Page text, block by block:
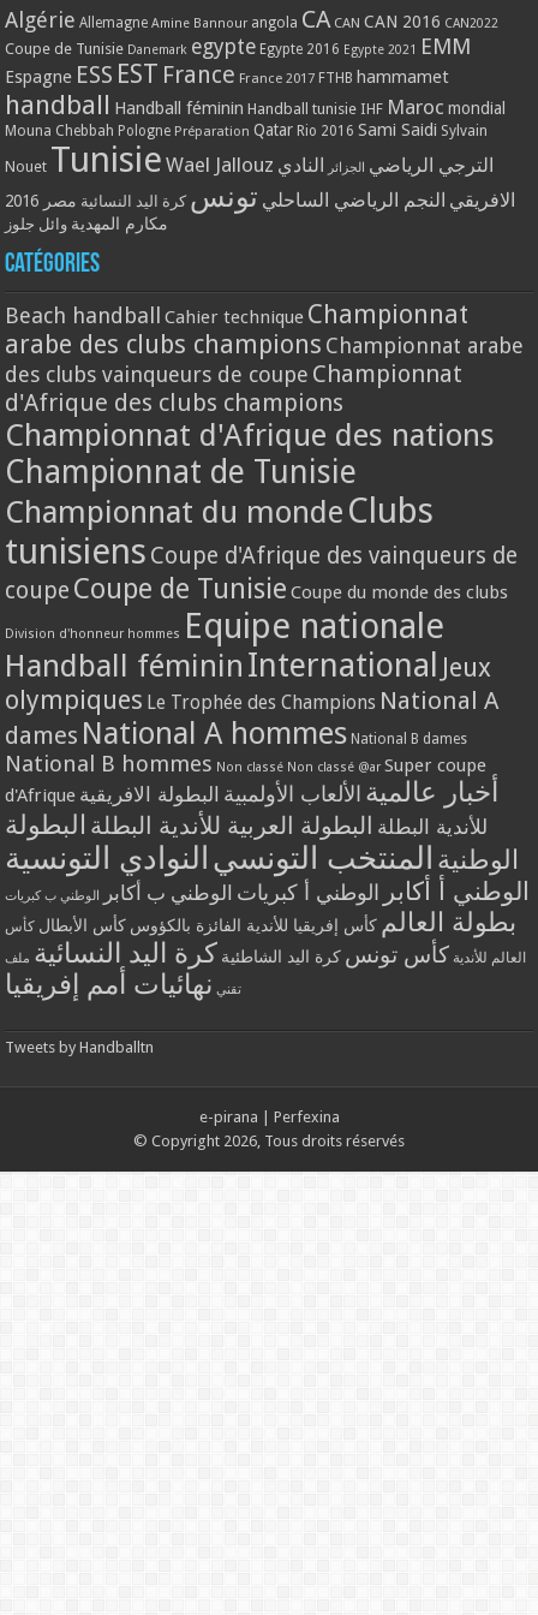
Algérie Allemagne Amine Bannour angola CA CAN CAN 2016 CAN2022
Coupe de Tunisie Danemark egypte Egypte 2016 Egypte 2021 EMM
Espagne ESS EST France France 2017 FTHB hammamet
handball Handball féminin Handball tunisie IHF Maroc mondial
Mouna Chebbah Pologne Préparation Qatar Rio 2016 Sami Saidi Sylvain
Nouet Tunisie Wael Jallouz الترجي الرياضي الجزائر النادي
الافريقي النجم الرياضي الساحلي تونس كرة اليد النسائية مصر 2016
مكارم المهدية وائل جلوز
Catégories
Beach handball Cahier technique Championnat
arabe des clubs champions Championnat arabe
des clubs vainqueurs de coupe Championnat
d'Afrique des clubs champions
Championnat d'Afrique des nations
Championnat de Tunisie
Championnat du monde Clubs
tunisiens Coupe d'Afrique des vainqueurs de
coupe Coupe de Tunisie Coupe du monde des clubs
Division d'honneur hommes Equipe nationale
Handball féminin International Jeux
olympiques Le Trophée des Champions National A
dames National A hommes National B dames
National B hommes Non classé Non classé @ar Super coupe
d'Afrique
أخبار عالمية الألعاب الأولمبية البطولة الافريقية
للأندية البطلة البطولة العربية للأندية البطلة البطولة
الوطنية المنتخب التونسي النوادي التونسية
الوطني أ أكابر الوطني أ كبريات الوطني ب أكابر الوطني ب كبريات
بطولة العالم كأس إفريقيا للأندية الفائزة بالكؤوس كأس الأبطال كأس
العالم للأندية كأس تونس كرة اليد الشاطئية كرة اليد النسائية ملف
تقني نهائيات أمم إفريقيا
Tweets by Handballtn
e-pirana | Perfexina
© Copyright 2026, Tous droits réservés